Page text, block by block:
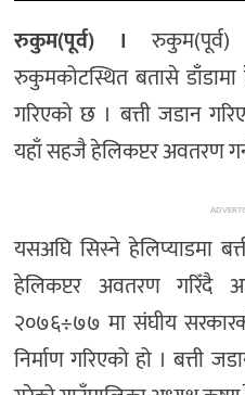
रुकुम(पूर्व) ।
रुकुमकोटस्थित बतासे डाँडामा
गरिएको छ । बत्ती जडान
यहाँ सहजै हेलिकप्टर अवतरण
यसअघि सिस्ने हेलिप्याडमा
हेलिकप्टर अवतरण गरिँदै
२०७६÷७७ मा संघीय
निर्माण गरिएको हो । बत्ती